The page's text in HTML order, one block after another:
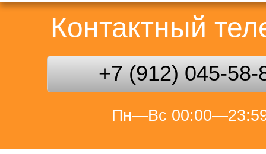
Контактный
+7 (912) 045-58-
Пн—Вс